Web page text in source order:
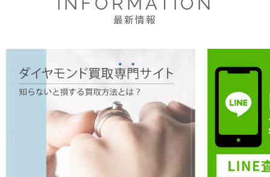
最新情報